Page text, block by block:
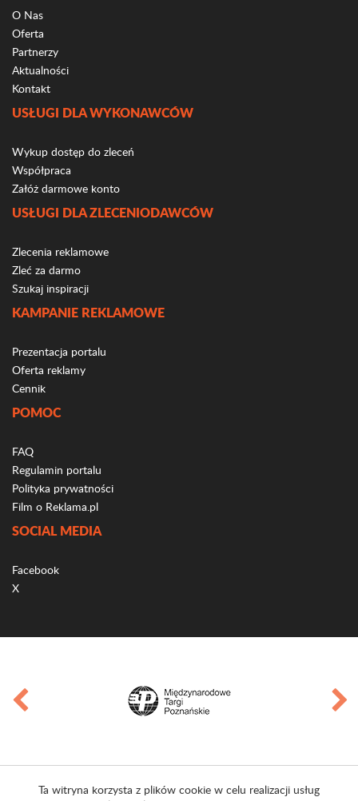
O Nas
Oferta
Partnerzy
Aktualności
Kontakt
USŁUGI DLA WYKONAWCÓW
Wykup dostęp do zleceń
Współpraca
Załóż darmowe konto
USŁUGI DLA ZLECENIODAWCÓW
Zlecenia reklamowe
Zleć za darmo
Szukaj inspiracji
KAMPANIE REKLAMOWE
Prezentacja portalu
Oferta reklamy
Cennik
POMOC
FAQ
Regulamin portalu
Polityka prywatności
Film o Reklama.pl
SOCIAL MEDIA
Facebook
X
Ta witryna korzysta z plików cookie w celu realizacji usług